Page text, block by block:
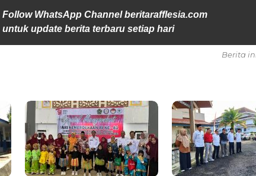
Follow WhatsApp Channel beritarafflesia.com
untuk update berita terbaru setiap hari
Berita